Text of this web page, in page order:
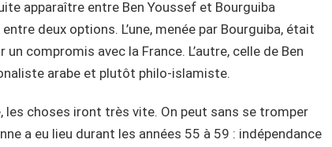
apparaître entre Ben Youssef et Bourguiba
deux options. L’une, menée par Bourguiba, était
compromis avec la France. L’autre, celle de Ben
arabe et plutôt philo-islamiste.
les choses iront très vite. On peut sans se tromper
a eu lieu durant les années 55 à 59 : indépendance